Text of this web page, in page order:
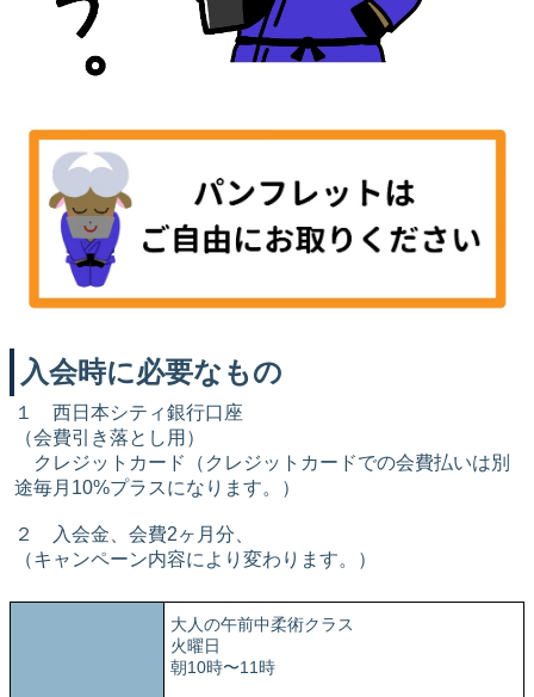
入会時に必要なもの
１ 西日本シティ銀行口座
（会費引き落とし用）
クレジットカード（クレジットカードでの会費払いは別
途毎月10%プラスになります。）
２ 入会金、会費2ヶ月分、
（キャンペーン内容により変わります。）
大人の午前中柔術クラス
火曜日
朝10時〜11時